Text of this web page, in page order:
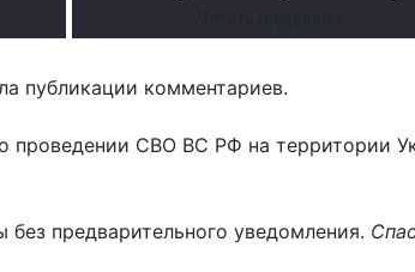
публикации комментариев.
проведении СВО ВС РФ на территории
предварительного уведомления.